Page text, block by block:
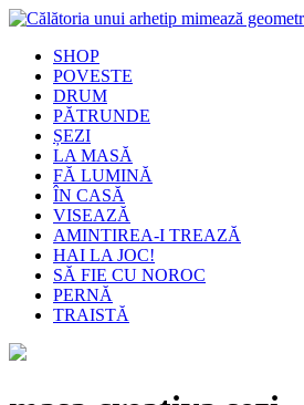
SHOP
POVESTE
DRUM
PĂTRUNDE
ȘEZI
LA MASĂ
FĂ LUMINĂ
ÎN CASĂ
VISEAZĂ
AMINTIREA-I TREAZĂ
HAI LA JOC!
SĂ FIE CU NOROC
PERNĂ
TRAISTĂ